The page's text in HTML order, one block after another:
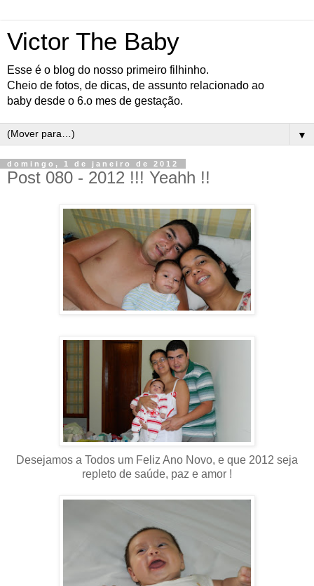
Victor The Baby
Esse é o blog do nosso primeiro filhinho.
Cheio de fotos, de dicas, de assunto relacionado ao
baby desde o 6.o mes de gestação.
▼
domingo, 1 de janeiro de 2012
Post 080 - 2012 !!! Yeahh !!
Desejamos a Todos um Feliz Ano Novo, e que 2012 seja
repleto de saúde, paz e amor !